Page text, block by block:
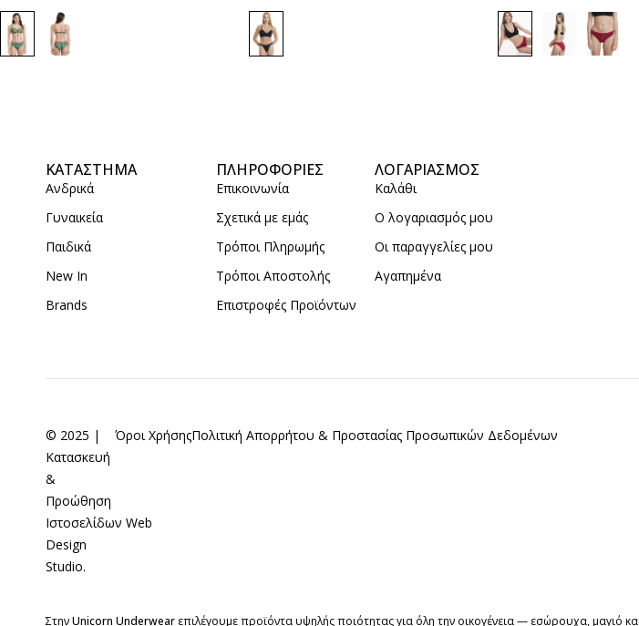
ΚΑΤΑΣΤΗΜΑ
Ανδρικά
Γυναικεία
Παιδικά
New In
Brands
ΠΛΗΡΟΦΟΡΙΕΣ
Επικοινωνία
Σχετικά με εμάς
Τρόποι Πληρωμής
Τρόποι Αποστολής
Επιστροφές Προϊόντων
ΛΟΓΑΡΙΑΣΜΟΣ
Καλάθι
Ο λογαριασμός μου
Οι παραγγελίες μου
Αγαπημένα
© 2025 |
Κατασκευή
&
Προώθηση
Ιστοσελίδων Web
Design
Studio.
Όροι ΧρήσηςΠολιτική Απορρήτου & Προστασίας Προσωπικών Δεδομένων
ΣτηνUnicorn Underwear επιλέγουμε προϊόντα υψηλής ποιότητας για όλη την οικογένεια — εσώρουχα, μαγιό